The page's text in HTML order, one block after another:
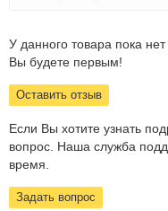
У данного товара пока
Вы будете первым!
Оставить отзыв
Если Вы хотите узнать
вопрос. Наша служба
время.
Задать вопрос